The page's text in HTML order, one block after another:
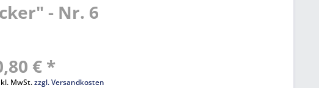
- Nr. 6
€ *
MwSt.zzgl. Versandkosten